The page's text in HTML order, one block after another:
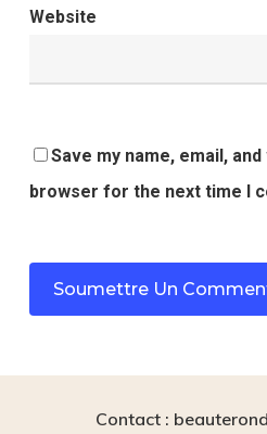
Website
Save my name, email,
browser for the next time I
Contact :